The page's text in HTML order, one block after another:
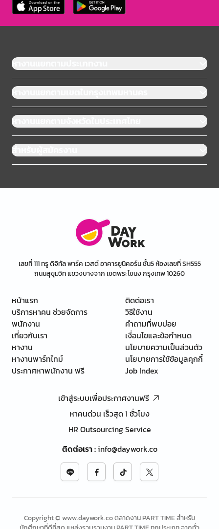
หางานแยกตามประเภทงาน
หางานแยกตามเขตในกรุงเทพมหานคร
หางานแยกตามจังหวัดในประเทศไทย
สำหรับผู้สมัครงาน
เลขที่ 111 ทรู ดิจิทัล พาร์ค เวสต์ อาคารยูนิคอร์น ชั้น5 ห้องเลขที่ SH555
ถนนสุขุมวิท แขวงบางจาก เขตพระโขนง กรุงเทพ 10260
หน้าแรก
บริการหาคน ช่วยจัดการ
พนักงาน
เกี่ยวกับเรา
หางาน
หางานพาร์ทไทม์
ประกาศหาพนักงาน ฟรี
ติดต่อเรา
วิธีใช้งาน
คำถามที่พบบ่อย
เงื่อนไขและข้อกำหนด
นโยบายความเป็นส่วนตัว
นโยบายการใช้ข้อมูลคุกกี้
Job Index
เข้าสู่ระบบเพื่อประกาศงานฟรี
หาคนด่วน เร็วสุด 1 ชั่วโมง
HR Outsourcing Service
ติดต่อเรา:info@daywork.co
Copyright © www.daywork.co ตลาดงาน PART TIME สำหรับ